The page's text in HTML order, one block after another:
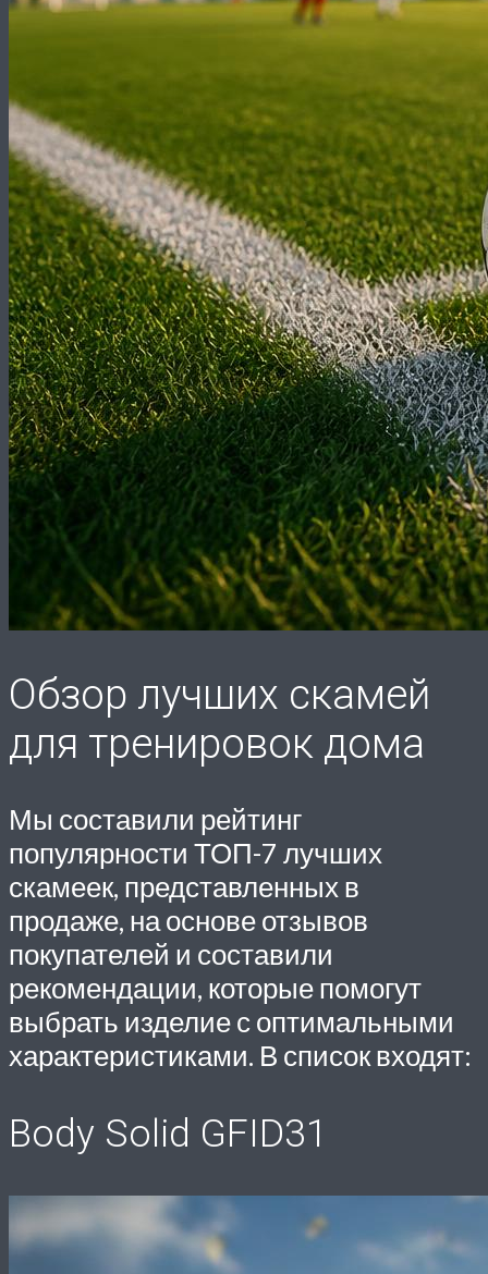
Обзор лучших скамей
для тренировок дома
Мы составили рейтинг
популярности ТОП-7 лучших
скамеек, представленных в
продаже, на основе отзывов
покупателей и составили
рекомендации, которые помогут
выбрать изделие с оптимальными
характеристиками. В список входят:
Body Solid GFID31